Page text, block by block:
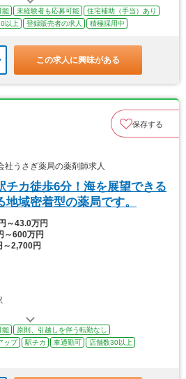
能 未経験者も応募可能
住宅補助（手当）あり
以上 登録販売者の求人 積極採用中
この求人に興味がある
保存する
うさぎ薬局の薬剤師求人
チカ徒歩6分！海を展望できる
域密着型の薬局です。
～43.0万円
～600万円
～2,700円
能
原則、引越しを伴う転勤なし
ップ 駅チカ 車通勤可
店舗数30以上